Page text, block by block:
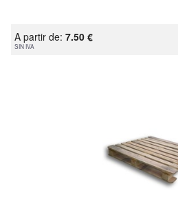
A partir de: 7.50 €
SIN IVA